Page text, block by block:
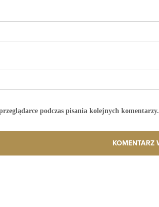
podczas pisania kolejnych komentarzy.